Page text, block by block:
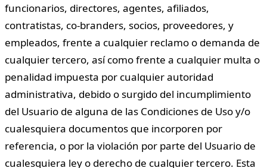
funcionarios, directores, agentes, afiliados,
contratistas, co-branders, socios, proveedores, y
empleados, frente a cualquier reclamo o demanda de
cualquier tercero, así como frente a cualquier multa o
penalidad impuesta por cualquier autoridad
administrativa, debido o surgido del incumplimiento
del Usuario de alguna de las Condiciones de Uso y/o
cualesquiera documentos que incorporen por
referencia, o por la violación por parte del Usuario de
cualesquiera ley o derecho de cualquier tercero. Esta